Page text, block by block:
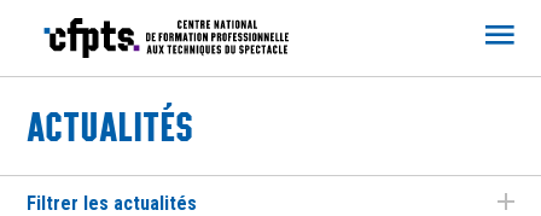
ACTUALITÉS
Filtrer les actualités